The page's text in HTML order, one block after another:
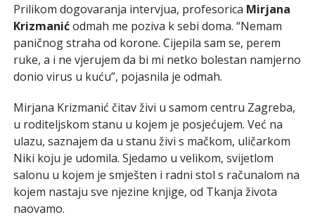
Prilikom dogovaranja intervjua, profesorica Mirjana
Krizmanićodmah me poziva k sebi doma. “Nemam
paničnog straha od korone. Cijepila sam se, perem
ruke, a i ne vjerujem da bi mi netko bolestan namjerno
donio virus u kuću”, pojasnila je odmah.
Mirjana Krizmanić čitav živi u samom centru Zagreba,
u roditeljskom stanu u kojem je posjećujem. Već na
ulazu, saznajem da u stanu živi s mačkom, uličarkom
Niki koju je udomila. Sjedamo u velikom, svijetlom
salonu u kojem je smješten i radni stol s računalom na
kojem nastaju sve njezine knjige, od Tkanja života
naovamo.